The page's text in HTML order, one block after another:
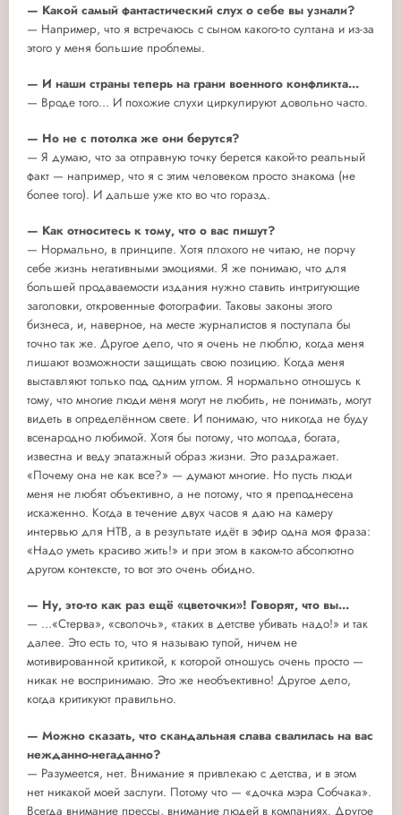
— Какой самый фантастический слух о себе вы узнали?
— Например, что я встречаюсь с сыном какого-то султана и из-за
этого у меня большие проблемы.
— И наши страны теперь на грани военного конфликта...
— Вроде того... И похожие слухи циркулируют довольно часто.
— Но не с потолка же они берутся?
— Я думаю, что за отправную точку берется какой-то реальный
факт — например, что я с этим человеком просто знакома (не
более того). И дальше уже кто во что горазд.
— Как относитесь к тому, что о вас пишут?
— Нормально, в принципе. Хотя плохого не читаю, не порчу
себе жизнь негативными эмоциями. Я же понимаю, что для
большей продаваемости издания нужно ставить интригующие
заголовки, откровенные фотографии. Таковы законы этого
бизнеса, и, наверное, на месте журналистов я поступала бы
точно так же. Другое дело, что я очень не люблю, когда меня
лишают возможности защищать свою позицию. Когда меня
выставляют только под одним углом. Я нормально отношусь к
тому, что многие люди меня могут не любить, не понимать, могут
видеть в определённом свете. И понимаю, что никогда не буду
всенародно любимой. Хотя бы потому, что молода, богата,
известна и веду эпатажный образ жизни. Это раздражает.
«Почему она не как все?» — думают многие. Но пусть люди
меня не любят объективно, а не потому, что я преподнесена
искаженно. Когда в течение двух часов я даю на камеру
интервью для НТВ, а в результате идёт в эфир одна моя фраза:
«Надо уметь красиво жить!» и при этом в каком-то абсолютно
другом контексте, то вот это очень обидно.
— Ну, это-то как раз ещё «цветочки»! Говорят, что вы...
— ...«Стерва», «сволочь», «таких в детстве убивать надо!» и так
далее. Это есть то, что я называю тупой, ничем не
мотивированной критикой, к которой отношусь очень просто —
никак не воспринимаю. Это же необъективно! Другое дело,
когда критикуют правильно.
— Можно сказать, что скандальная слава свалилась на вас
нежданно-негаданно?
— Разумеется, нет. Внимание я привлекаю с детства, и в этом
нет никакой моей заслуги. Потому что — «дочка мэра Собчака».
Всегда внимание прессы, внимание людей в компаниях. Другое